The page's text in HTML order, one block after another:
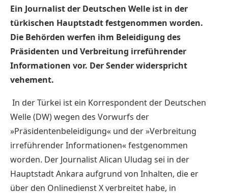
Ein Journalist der Deutschen Welle ist in der
türkischen Hauptstadt festgenommen worden.
Die Behörden werfen ihm Beleidigung des
Präsidenten und Verbreitung irreführender
Informationen vor. Der Sender widerspricht
vehement.
In der Türkei ist ein Korrespondent der Deutschen
Welle (DW) wegen des Vorwurfs der
»Präsidentenbeleidigung« und der »Verbreitung
irreführender Informationen« festgenommen
worden. Der Journalist Alican Uludag sei in der
Hauptstadt Ankara aufgrund von Inhalten, die er
über den Onlinedienst X verbreitet habe, in